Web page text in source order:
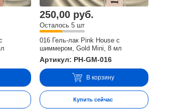
250,00 руб.
Осталось 5 шт
016 Гель-лак Pink House с
шиммером, Gold Mini, 8 мл
Артикул: PH-GM-016
В корзину
Купить сейчас